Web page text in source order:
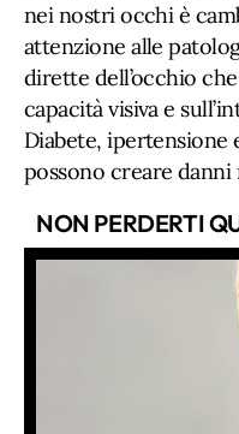
nei nostri occhi è
attenzione alle
dirette dell’occhio
capacità visiva e
Diabete,
possono creare
NON PERDERTI